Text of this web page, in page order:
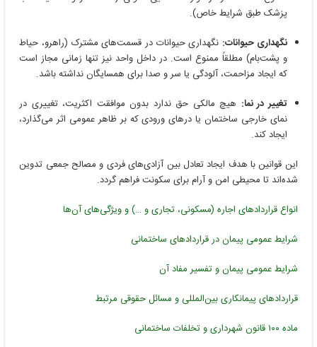
پزشک طبق شرایط خاص).
نگهداری حیوانات: نگهداری حیوانات در قسمت‌های مشترک (راهرو، حیاط
و پشت‌بام) مطلقاً ممنوع است. در داخل واحد نیز تنها زمانی مجاز است
که ایجاد مزاحمت، آلودگی یا سر و صدا برای همسایگان نداشته باشد.
تغییر در نما: هیچ مالکی حق ندارد بدون موافقت اکثریت، تغییری در
نمای خارجی ساختمان یا درهای ورودی که بر ظاهر عمومی اثر می‌گذارد،
ایجاد کند.
این قوانین با هدف ایجاد تعادل بین آزادی‌های فردی و مصالح جمعی تدوین
شده‌اند تا محیطی امن و آرام برای سکونت فراهم گردد.
انواع قراردادهای اجاره (مسکونی، تجاری و …) و ویژگی‌های آن‌ها
شرایط عمومی پیمان در قراردادهای ساختمانی
شرایط عمومی پیمان و تفسیر مفاد آن
قراردادهای پیمانکاری بین‌المللی و مسائل حقوقی مرتبط
ماده ۱۰۰ قانون شهرداری و تخلفات ساختمانی